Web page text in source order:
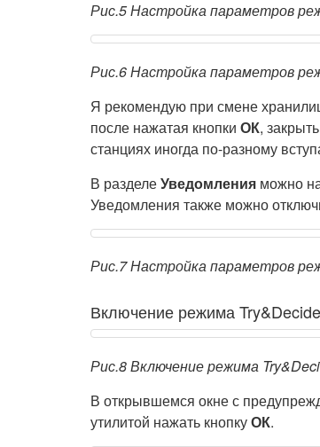
Рис.5 Настройка параметров
Рис.6 Настройка параметров
Я рекомендую при смене
после нажатая кнопки ОК,
станциях иногда по-разному
В разделеУведомления можно
Уведомления также можно
Рис.7 Настройка параметров
Включение режима Try&Decide
Рис.8 Включение режима
В открывшемся окне с
утилитой нажать кнопкуОК.